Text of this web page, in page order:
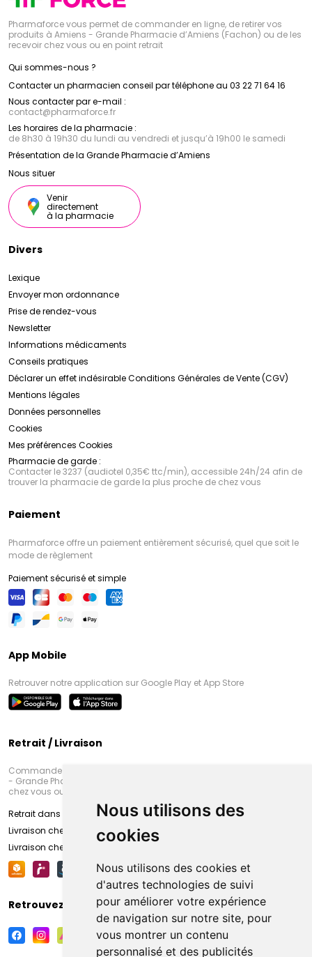
Nous utilisons des
cookies
Nous utilisons des cookies et
d'autres technologies de suivi
pour améliorer votre expérience
de navigation sur notre site, pour
vous montrer un contenu
personnalisé et des publicités
Pharmaforce vous permet de commander en ligne, de retirer vos
produits à Amiens - Grande Pharmacie d’Amiens (Fachon) ou de les
recevoir chez vous ou en point retrait
Qui sommes-nous ?
Contacter un pharmacien conseil par téléphone au 03 22 71 64 16
Nous contacter par e-mail :
contact@pharmaforce.fr
Les horaires de la pharmacie :
de 8h30 à 19h30 du lundi au vendredi et jusqu’à 19h00 le samedi
Présentation de la Grande Pharmacie d’Amiens
Nous situer
Venir
directement
à la pharmacie
Divers
Lexique
Envoyer mon ordonnance
Prise de rendez-vous
Newsletter
Informations médicaments
Conseils pratiques
Déclarer un effet indésirableConditions Générales de Vente (CGV)
Mentions légales
Données personnelles
Cookies
Mes préférences Cookies
Pharmacie de garde :
Contacter le 3237 (audiotel 0,35€ ttc/min), accessible 24h/24 afin de
trouver la pharmacie de garde la plus proche de chez vous
Paiement
Pharmaforce offre un paiement entièrement sécurisé, quel que soit le
mode de règlement
Paiement sécurisé et simple
App Mobile
Retrouver notre application sur Google Play et App Store
Retrait / Livraison
Commandez en ligne et venez chercher votre commande à Amiens
- Grande Pharmacie d’Amiens (Fachon) ou recevez-là rapidement
chez vous ou en point retrait
Retrait dans la pharmacie d’Amiens
Livraison chez vous
Livraison chez votre commerçant
Retrouvez-nous sur vos réseaux sociaux